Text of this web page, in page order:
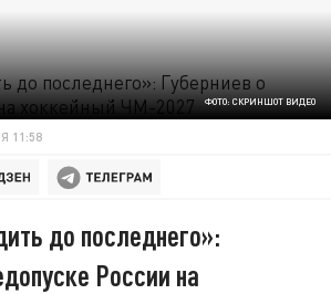
ФОТО: СКРИНШОТ ВИДЕО
11:58
до последнего»:
России на